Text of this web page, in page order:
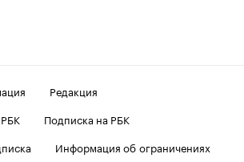
Редакция
Подписка на РБК
Информация об ограничениях